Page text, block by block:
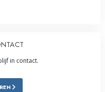
in contact.